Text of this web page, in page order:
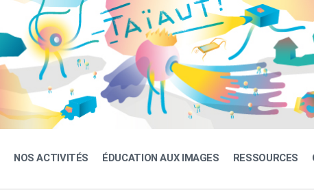
NOS ACTIVITÉS ÉDUCATION AUX IMAGES RESSOURCES